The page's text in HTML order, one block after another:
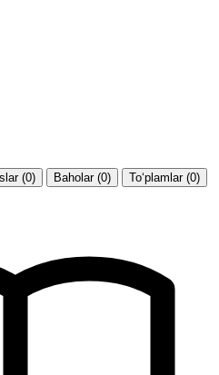
(0) Baholar (0) To‘plamlar (0)